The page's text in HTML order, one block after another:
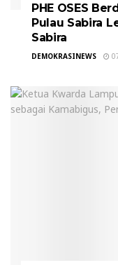
PHE OSES
Pulau Sabira
Sabira
DEMOKRASINEWS